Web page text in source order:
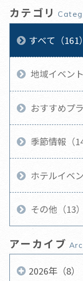
カテゴリ
すべて（161）
地域イベント
おすすめプ
季節情報（14
ホテルイベ
その他（13）
アーカイブ
2026年（8）